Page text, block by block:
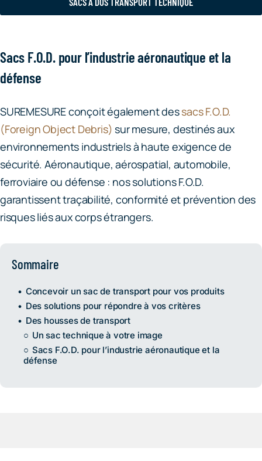
Sacs F.O.D. pour l’industrie aéronautique et la
défense
SUREMESURE conçoit également dessacs F.O.D.
(Foreign Object Debris) sur mesure, destinés aux
environnements industriels à haute exigence de
sécurité. Aéronautique, aérospatial, automobile,
ferroviaire ou défense : nos solutions F.O.D.
garantissent traçabilité, conformité et prévention des
risques liés aux corps étrangers.
Sommaire
Concevoir un sac de transport pour vos produits
Des solutions pour répondre à vos critères
Des housses de transport
Un sac technique à votre image
Sacs F.O.D. pour l’industrie aéronautique et la
défense